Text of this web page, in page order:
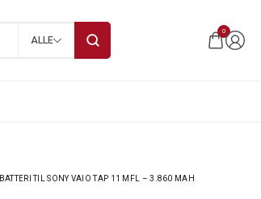
ALLE
0
BATTERI TIL SONY VAIO TAP 11 MFL – 3.860 MAH